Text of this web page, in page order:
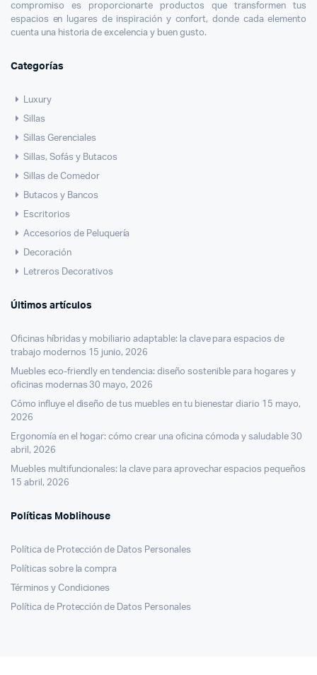
compromiso es proporcionarte productos que transformen tus
espacios en lugares de inspiración y confort, donde cada elemento
cuenta una historia de excelencia y buen gusto.
Categorías
Luxury
Sillas
Sillas Gerenciales
Sillas, Sofás y Butacos
Sillas de Comedor
Butacos y Bancos
Escritorios
Accesorios de Peluquería
Decoración
Letreros Decorativos
Últimos artículos
Oficinas híbridas y mobiliario adaptable: la clave para espacios de
trabajo modernos 15 junio, 2026
Muebles eco-friendly en tendencia: diseño sostenible para hogares y
oficinas modernas 30 mayo, 2026
Cómo influye el diseño de tus muebles en tu bienestar diario 15 mayo,
2026
Ergonomía en el hogar: cómo crear una oficina cómoda y saludable 30
abril, 2026
Muebles multifuncionales: la clave para aprovechar espacios pequeños
15 abril, 2026
Políticas Moblihouse
Política de Protección de Datos Personales
Políticas sobre la compra
Términos y Condiciones
Política de Protección de Datos Personales